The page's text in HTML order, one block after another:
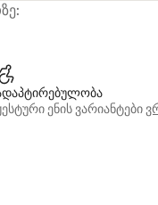
ენის ვარიანტები